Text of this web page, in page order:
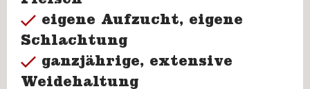
eigene Aufzucht, eigene
Schlachtung
ganzjährige, extensive
Weidehaltung